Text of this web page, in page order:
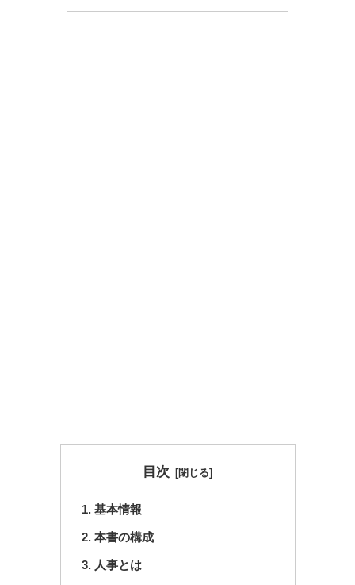
目次
基本情報
本書の構成
人事とは